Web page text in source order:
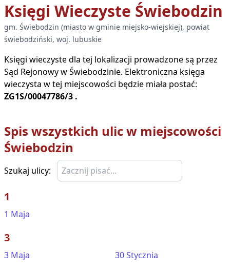
Księgi Wieczyste Świebodzin
gm. Świebodzin (miasto w gminie miejsko-wiejskiej), powiat
świebodziński, woj. lubuskie
Księgi wieczyste dla tej lokalizacji prowadzone są przez
Sąd Rejonowy wŚwiebodzinie. Elektroniczna księga
wieczysta w tej miejscowości będzie miała postać:
ZG1S/00047786/3 .
Spis wszystkich ulic w miejscowości
Świebodzin
Szukaj ulicy:
1
1 Maja
3
3 Maja 30 Stycznia